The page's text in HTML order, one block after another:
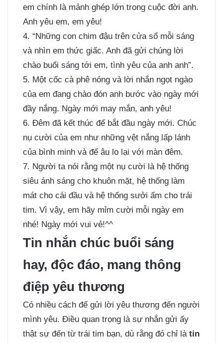
em chính là mảnh ghép lớn trong cuộc đời anh.
Anh yêu em, em yêu!
4. “Những con chim đậu trên cửa sổ mỗi sáng
và nhìn em thức giấc. Anh đã gửi chúng lời
chào buổi sáng tới em, tình yêu của anh anh”.
5. Một cốc cà phê nóng và lời nhắn ngọt ngào
của em đang chào đón anh bước vào ngày mới
đầy nắng. Ngày mới may mắn, anh yêu!
6. Đêm đã kết thúc để bắt đầu ngày mới. Chúc
nụ cười của em như những vệt nắng lấp lánh
của bình minh và để âu lo lại với màn đêm.
7. Người ta nói rằng một nụ cười là hệ thống
siêu ánh sáng cho khuôn mặt, hệ thống làm
mát cho cái đầu và hệ thống sưởi ấm cho trái
tim. Vì vậy, em hãy mỉm cười mỗi ngày em
nhé! Ngày mới vui vẻ!^^
Tin nhắn chúc buổi sáng
hay, độc đáo, mang thông
điệp yêu thương
Có nhiều cách để gửi lời yêu thương đến người
mình yêu. Điều quan trọng là sự nhắn gửi ấy
thật sự đến từ trái tim bạn, dù rằng đó chỉ là tin